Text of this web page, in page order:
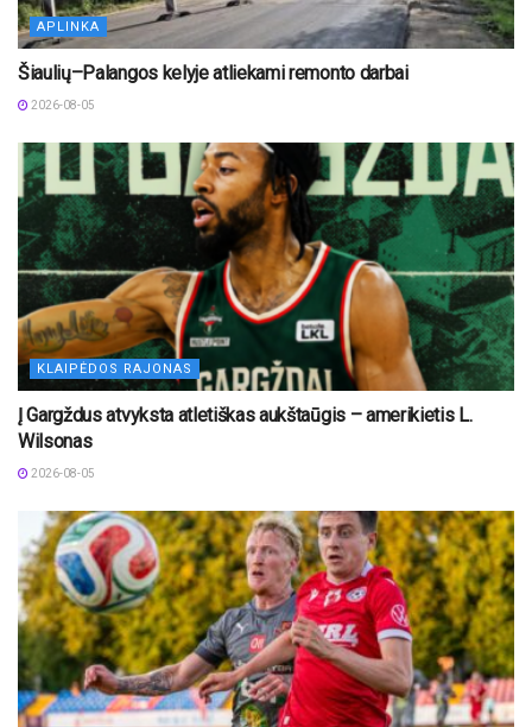
APLINKA
Šiaulių–Palangos kelyje atliekami remonto darbai
2026-08-05
KLAIPĖDOS RAJONAS
Į Gargždus atvyksta atletiškas aukštaūgis – amerikietis L.
Wilsonas
2026-08-05